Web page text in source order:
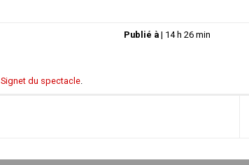
Publié à | 14 h 26 min
Signet du spectacle.